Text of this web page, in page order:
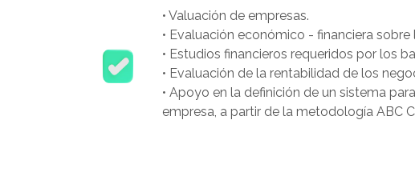
• Valuación de empresas.
• Evaluación económico - financiera
• Estudios financieros requeridos por los
• Evaluación de la rentabilidad de los
• Apoyo en la definición de un sistema
empresa, a partir de la metodología ABC